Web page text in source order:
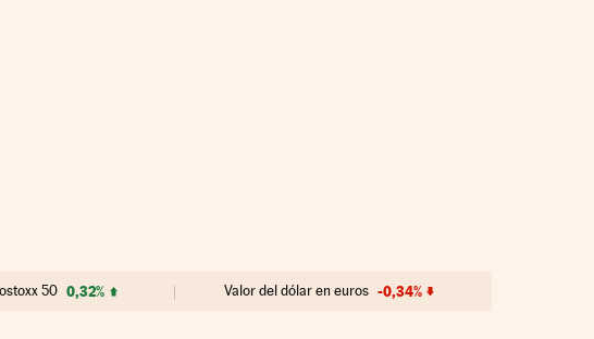
50 0,32% Valor del dólar en euros -0,34%